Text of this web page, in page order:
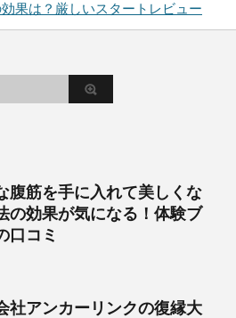
果は？厳しいスタートレビュー
腹筋を手に入れて美しくな
の効果が気になる！体験ブ
口コミ
社アンカーリンクの復縁大